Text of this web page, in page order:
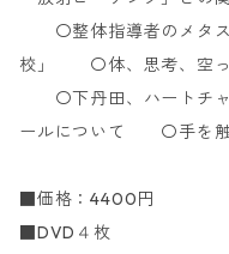
〇整体指導者のメタス
校」 〇体、思考、空
〇下丹田、ハートチャ
ールについて 〇手を触
■価格：4400円
■DVD４枚